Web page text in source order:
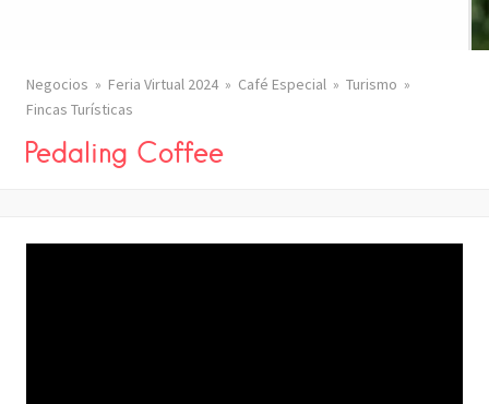
Negocios Feria Virtual 2024 Café Especial
Turismo
Fincas Turísticas
Pedaling Coffee